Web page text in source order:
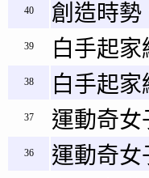
40 創造時勢
39 白手起
38 白手起
37 運動奇女
36 運動奇女